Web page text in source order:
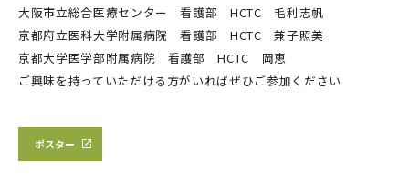
大阪市立総合医療センター 看護部 HCTC 毛利志帆
京都府立医科大学附属病院 看護部 HCTC 兼子照美
京都大学医学部附属病院 看護部 HCTC 岡恵
ご興味を持っていただける方がいればぜひご参加ください
ポスター